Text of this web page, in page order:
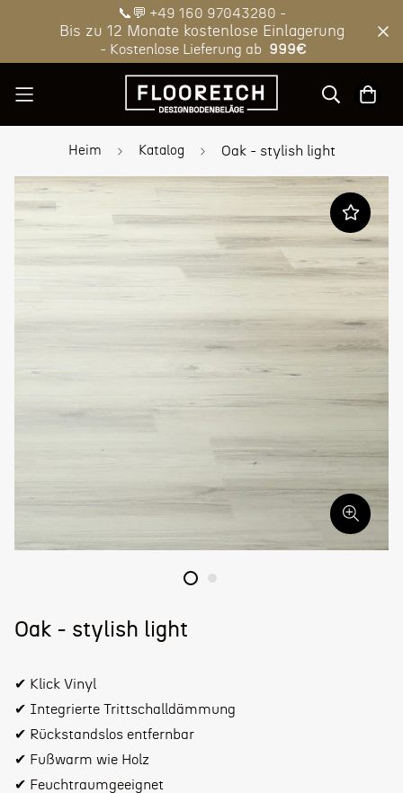
📞💬 +49 160 97043280 -
Bis zu 12 Monate kostenlose Einlagerung
- Kostenlose Lieferung ab 999€
Heim Katalog Oak - stylish light
Oak - stylish light
✔ Klick Vinyl
✔ Integrierte Trittschalldämmung
✔ Rückstandslos entfernbar
✔ Fußwarm wie Holz
✔ Feuchtraumgeeignet